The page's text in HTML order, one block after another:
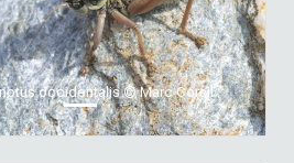
occidentalis © Marc Corail